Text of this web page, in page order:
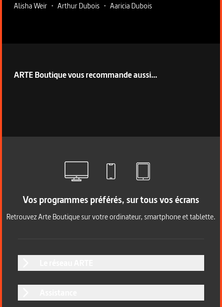
Alisha Weir • Arthur Dubois • Aaricia Dubois
ARTE Boutique vous recommande aussi...
Vos programmes préférés, sur tous vos écrans
Retrouvez Arte Boutique sur votre ordinateur, smartphone et tablette.